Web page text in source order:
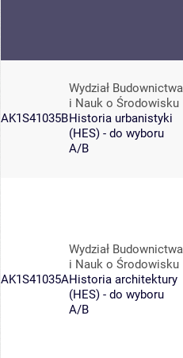
AK1S41035B
Wydział Budownictwa
i Nauk o Środowisku
Historia urbanistyki
(HES) - do wyboru
A/B
AK1S41035A
Wydział Budownictwa
i Nauk o Środowisku
Historia architektury
(HES) - do wyboru
A/B